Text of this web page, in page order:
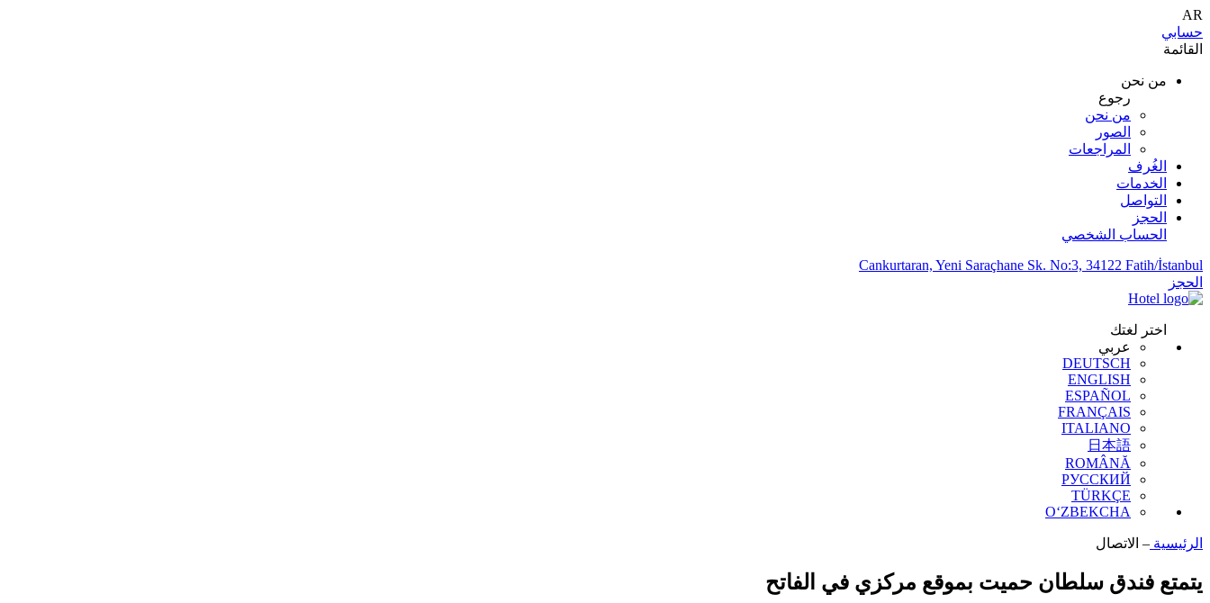
AR
حسابي
القائمة
من نحن
رجوع
من نحن
الصور
المراجعات
الغُرف
الخدمات
التواصل
الحجز
الحساب الشخصي
Cankurtaran, Yeni Saraçhane Sk. No:3, 34122 Fatih/İstanbul
الحجز
اختر لغتك
عربي
DEUTSCH
ENGLISH
ESPAÑOL
FRANÇAIS
ITALIANO
日本語
ROMÂNĂ
РУССКИЙ
TÜRKÇE
O‘ZBEKCHA
الرئيسية – الاتصال
يتمتع فندق سلطان حميت بموقع مركزي في الفاتح